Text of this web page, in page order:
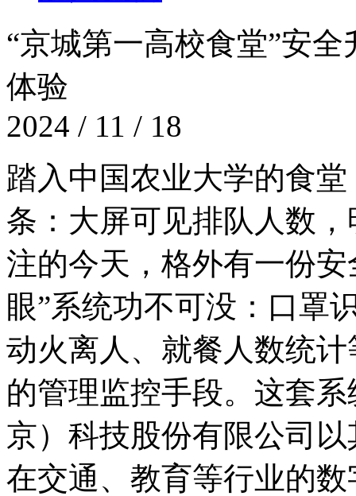
“京城第一高校食堂”安全
体验
2024 / 11 / 18
踏入中国农业大学的食堂
条：大屏可见排队人数
注的今天，格外有一份
眼”系统功不可没：口罩识
动火离人、就餐人数统
的管理监控手段。这套系
京）科技股份有限公司以
在交通、教育等行业